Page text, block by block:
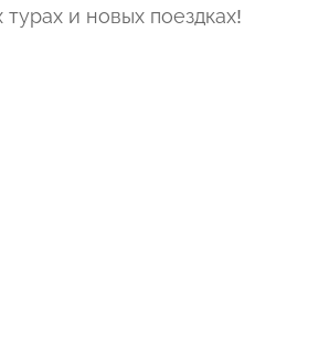
турах и новых поездках!